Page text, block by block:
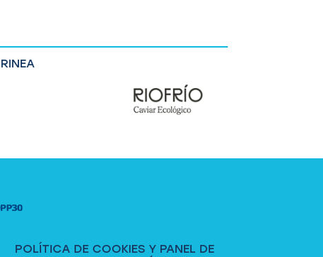
POLÍTICA DE COOKIES Y PANEL DE